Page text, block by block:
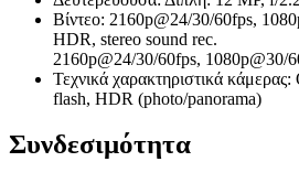
Βίντεο: 2160p@24/30/60fps,
HDR, stereo sound rec.
2160p@24/30/60fps, 1080p@30/
Τεχνικά χαρακτηριστικά
flash, HDR (photo/panorama)
Συνδεσιμότητα